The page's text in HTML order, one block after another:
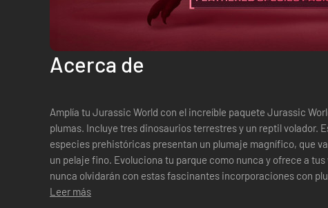
Acerca de
Amplía tu Jurassic World con el increíble paquete Jurassic
plumas. Incluye tres dinosaurios terrestres y un reptil volador.
especies prehistóricas presentan un plumaje magnífico, que
un pelaje fino. Evoluciona tu parque como nunca y ofrece a
nunca olvidarán con estas fascinantes incorporaciones con plumas. El paquete
Yutyrannus ti...
Leer más